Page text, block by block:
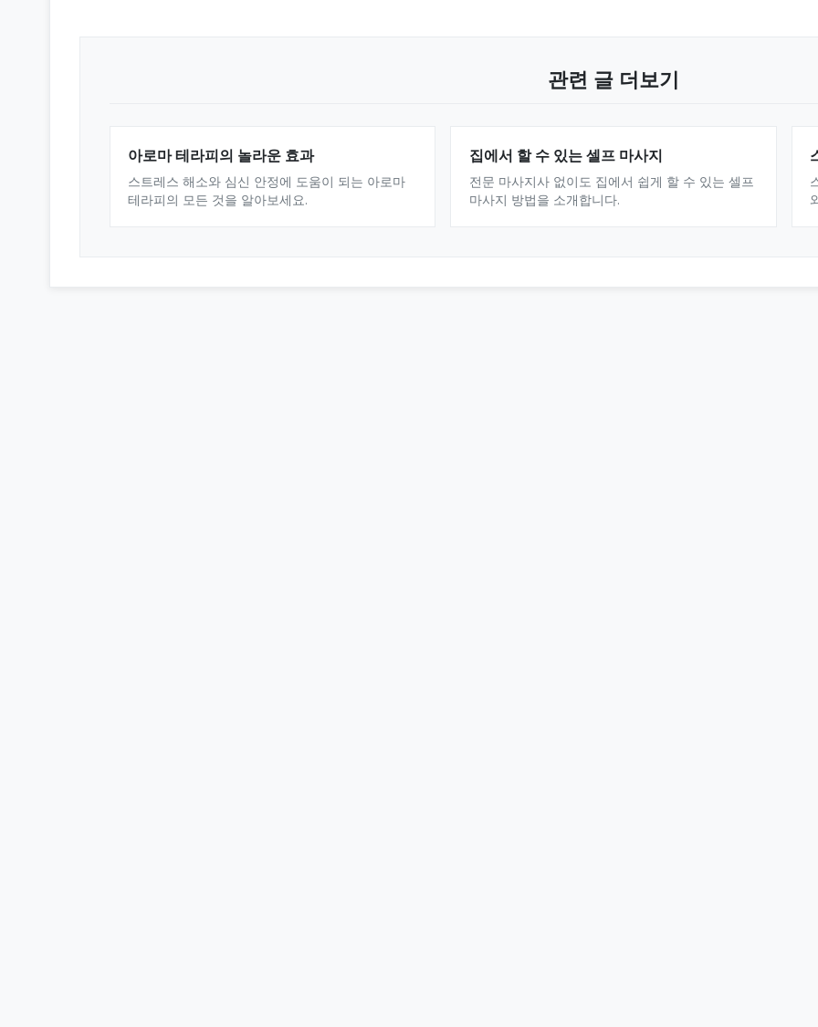
관련 글 더보기
아로마 테라피의 놀라운 효과
스트레스 해소와 심신 안정에 도움이 되는 아로마
테라피의 모든 것을 알아보세요.
집에서 할 수 있는 셀프 마사지
전문 마사지사 없이도 집에서 쉽게 할 수 있는 셀프
마사지 방법을 소개합니다.